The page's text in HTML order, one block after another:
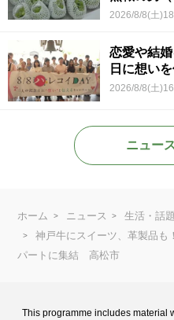
2026/8/8(土
恋愛や結
日に想い
2026/8/8(土
ニュー
ホーム ニュース
生活・話題
神戸牛にスイーツ、革製品
パートに集結 高松市
This programme includes material